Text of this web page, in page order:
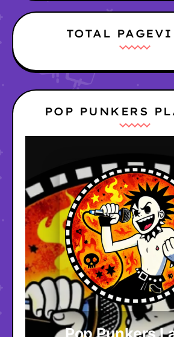
TOTAL
POP PUNKERS